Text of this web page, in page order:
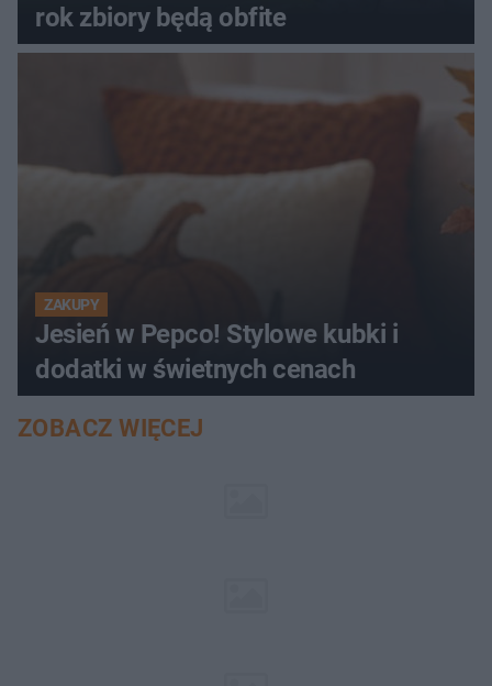
rok zbiory będą obfite
ZAKUPY
Jesień w Pepco! Stylowe kubki i
dodatki w świetnych cenach
ZOBACZ WIĘCEJ